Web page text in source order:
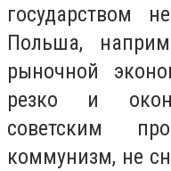
государством
Польша,
рыночной
резко и
советским
коммунизм, не